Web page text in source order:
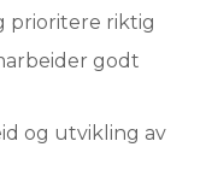
prioritere riktig
godt
og utvikling av